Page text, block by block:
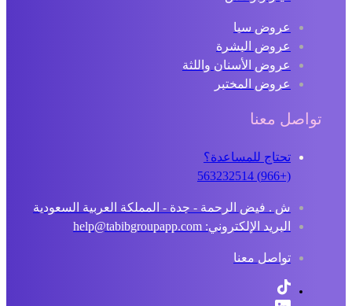
عروض سبا
عروض البشرة
عروض الأسنان واللثة
عروض المختبر
تواصل معنا
تحتاج للمساعدة؟
ش . فيض الرحمة - جدة - المملكة العربية السعودية
البريد الإلكتروني: help@tabibgroupapp.com
تواصل معنا